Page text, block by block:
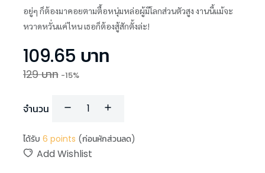
อยู่ๆ ก็ต้องมาคอยตามตื้อหนุ่มหล่อผู้มีโลกส่วนตัวสูง งานนี้แม้จะ
หวาดหวั่นแค่ไหน เธอก็ต้องสู้สักตั้งล่ะ!
109.65 บาท
129บาท -15%
จำนวน
ได้รับ 6 points (ก่อนหักส่วนลด)
Add Wishlist